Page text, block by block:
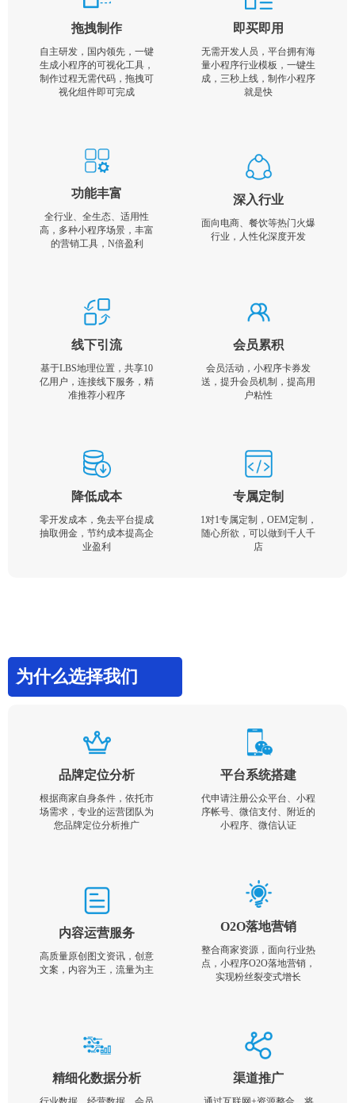
拖拽制作
自主研发，国内领先，一键
生成小程序的可视化工具，
制作过程无需代码，拖拽可
视化组件即可完成
即买即用
无需开发人员，平台拥有海
量小程序行业模板，一键生
成，三秒上线，制作小程序
就是快
功能丰富
全行业、全生态、适用性
高，多种小程序场景，丰富
的营销工具，N倍盈利
深入行业
面向电商、餐饮等热门火爆
行业，人性化深度开发
线下引流
基于LBS地理位置，共享10
亿用户，连接线下服务，精
准推荐小程序
会员累积
会员活动，小程序卡券发
送，提升会员机制，提高用
户粘性
降低成本
零开发成本，免去平台提成
抽取佣金，节约成本提高企
业盈利
专属定制
1对1专属定制，OEM定制，
随心所欲，可以做到千人千
店
为什么选择我们
品牌定位分析
根据商家自身条件，依托市
场需求，专业的运营团队为
您品牌定位分析推广
平台系统搭建
代申请注册公众平台、小程
序帐号、微信支付、附近的
小程序、微信认证
内容运营服务
高质量原创图文资讯，创意
文案，内容为王，流量为主
O2O落地营销
整合商家资源，面向行业热
点，小程序O2O落地营销，
实现粉丝裂变式增长
精细化数据分析 渠道推广